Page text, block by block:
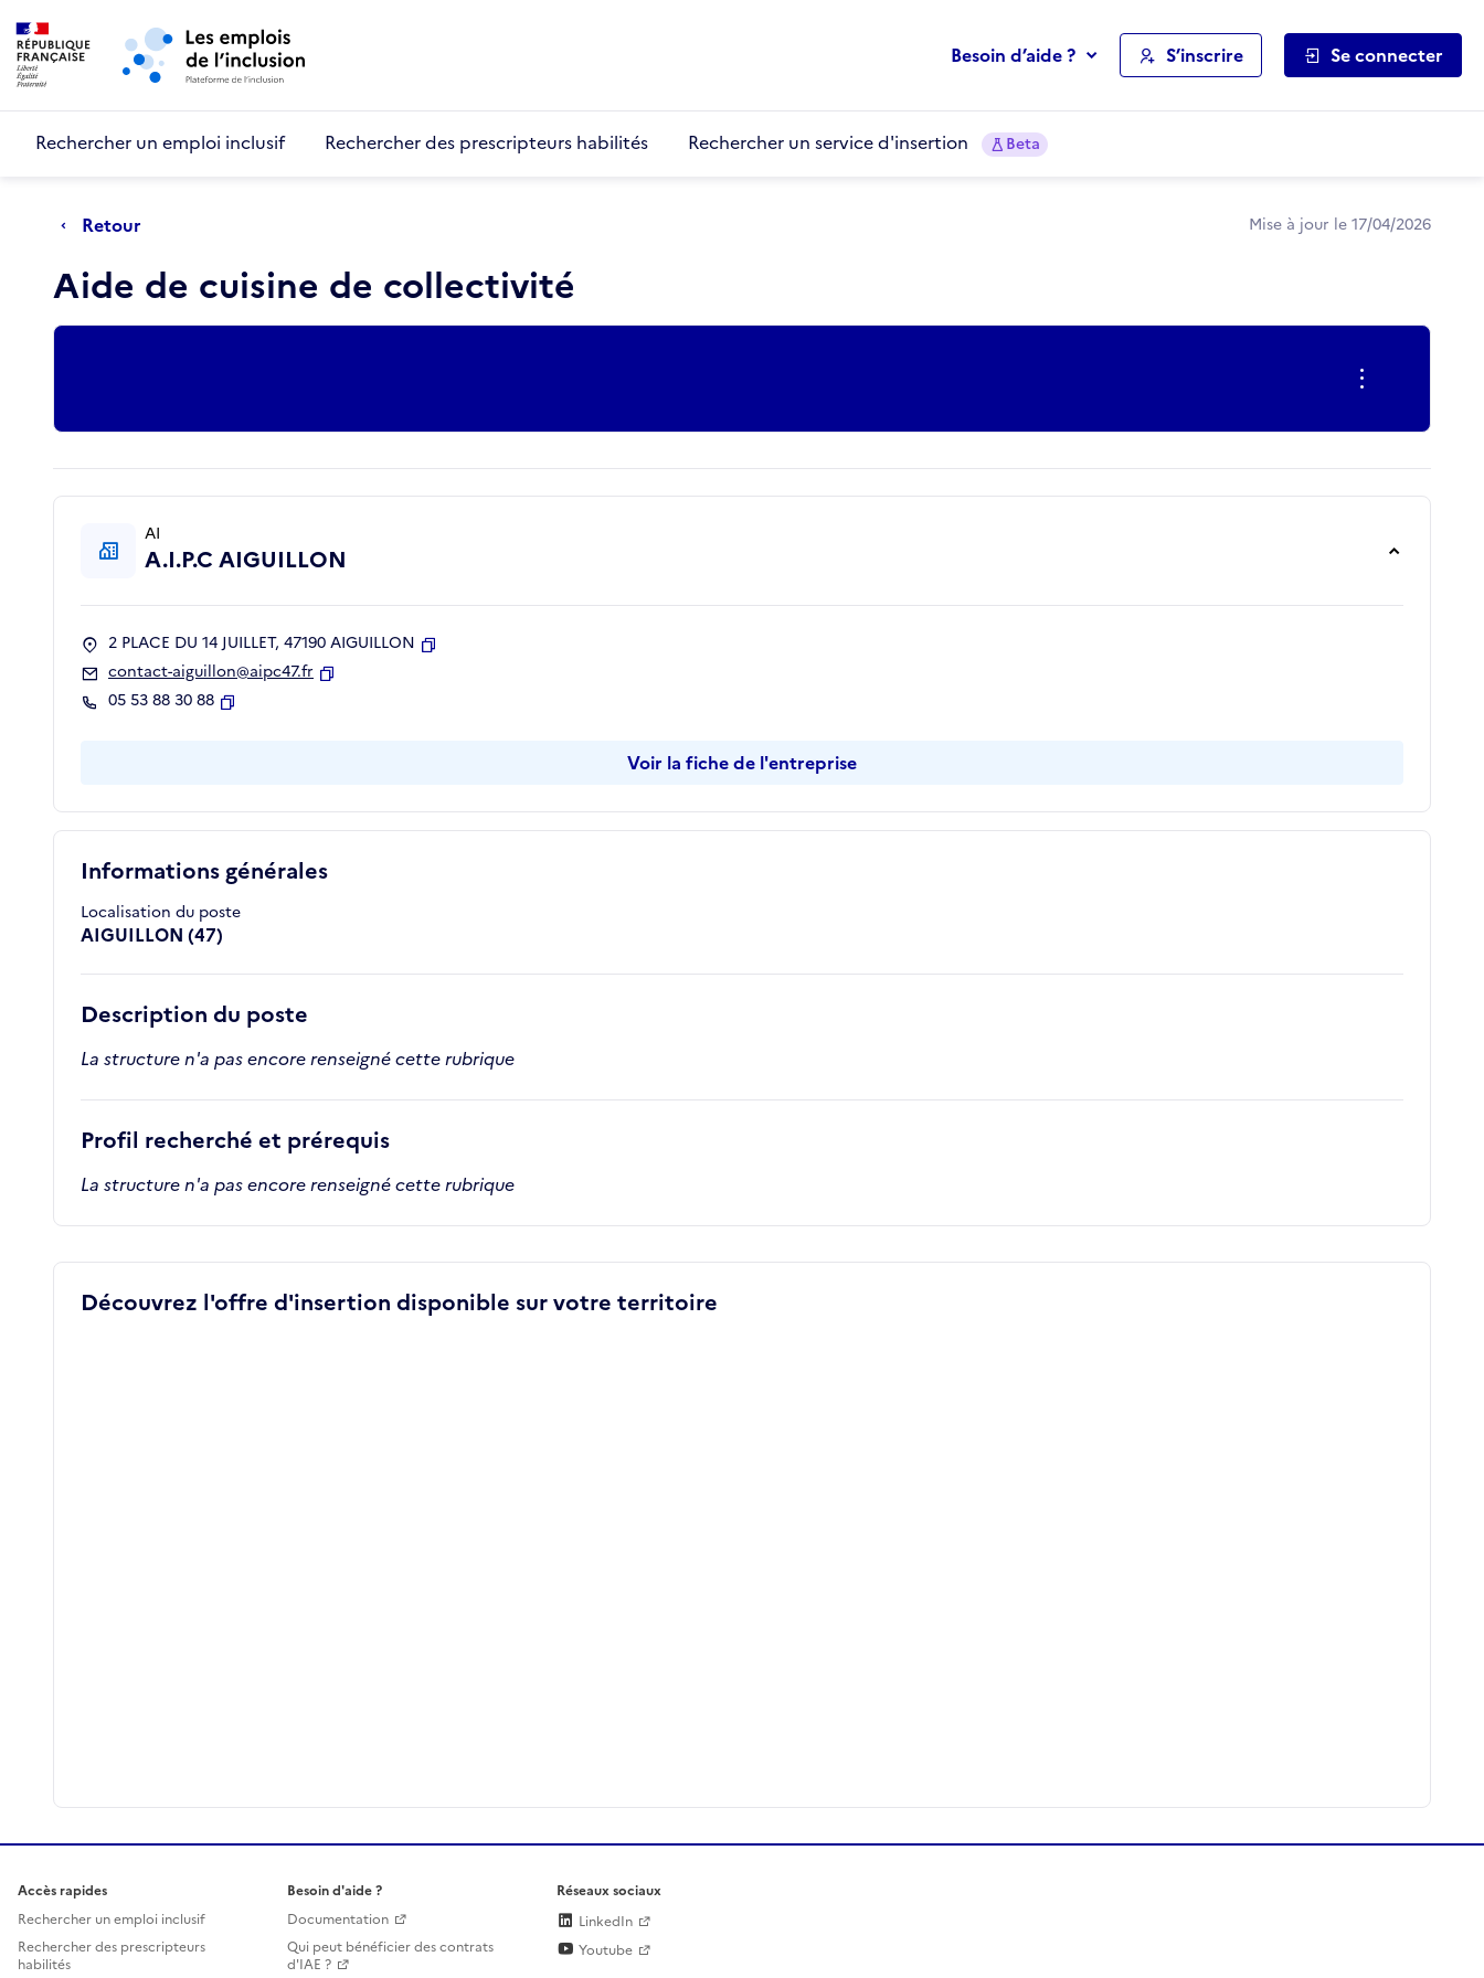
Aller au menu principal
Besoin d’aide ? S’inscrire Se connecter
Rechercher un emploi inclusif Rechercher des prescripteurs habilités Rechercher un service d'insertion Beta
Retour Mise à jour le 17/04/2026
Aide de cuisine de collectivité
Informations générales
Localisation du poste
AIGUILLON (47)
Description du poste
La structure n'a pas encore renseigné cette rubrique
Profil recherché et prérequis
La structure n'a pas encore renseigné cette rubrique
AI
A.I.P.C AIGUILLON
2 PLACE DU 14 JUILLET, 47190 AIGUILLON
contact-aiguillon@aipc47.fr
05 53 88 30 88
Voir la fiche de l'entreprise
Découvrez l'offre d'insertion disponible sur votre territoire
Accès rapides
Rechercher un emploi inclusif
Rechercher des prescripteurs
habilités
Besoin d'aide ?
Documentation
Qui peut bénéficier des contrats
d'IAE ?
Réseaux sociaux
LinkedIn
Youtube